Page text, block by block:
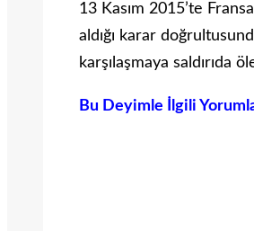
13 Kasım 2015’te
aldığı karar
karşılaşmaya saldırıda
Bu Deyimle İlgili